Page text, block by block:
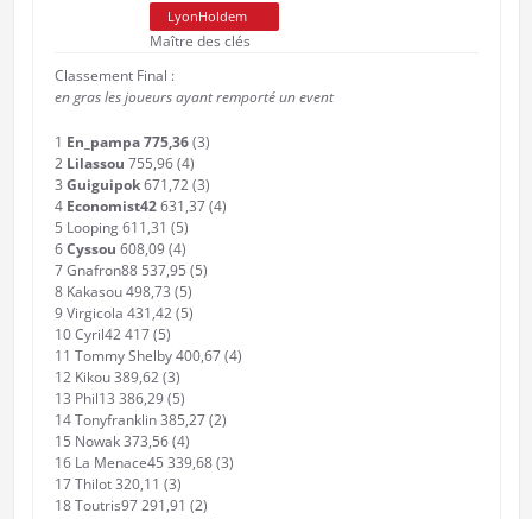
LyonHoldem
Maître des clés
Classement Final :
en gras les joueurs ayant remporté un event
1 En_pampa 775,36(3)
2 Lilassou 755,96 (4)
3 Guiguipok671,72 (3)
4 Economist42631,37 (4)
5 Looping 611,31 (5)
6Cyssou 608,09 (4)
7 Gnafron88 537,95 (5)
8 Kakasou 498,73 (5)
9 Virgicola 431,42 (5)
10 Cyril42 417 (5)
11 Tommy Shelby 400,67 (4)
12 Kikou 389,62 (3)
13 Phil13 386,29 (5)
14 Tonyfranklin 385,27 (2)
15 Nowak 373,56 (4)
16 La Menace45 339,68 (3)
17 Thilot 320,11 (3)
18 Toutris97 291,91 (2)